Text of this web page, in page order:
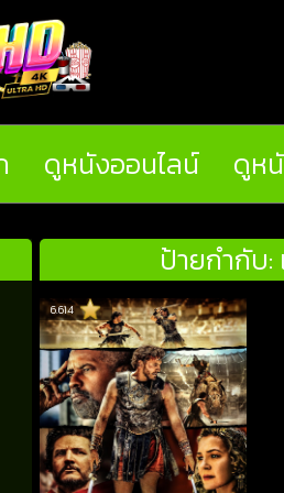
ดูหนังออนไลน์ ดูห
ป้ายกำกับ
6.614